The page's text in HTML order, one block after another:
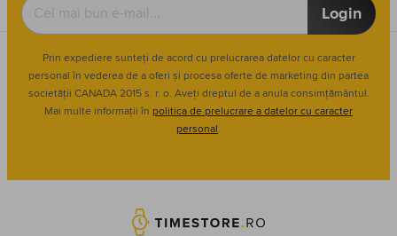
Login
Prin expediere sunteți de acord cu prelucrarea datelor cu caracter
personal în vederea de a oferi și procesa oferte de marketing din partea
societății CANADA 2015 s. r. o. Aveți dreptul de a anula consimțământul.
Mai multe informații în politica de prelucrare a datelor cu caracter
personal.